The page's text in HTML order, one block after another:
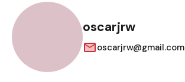
oscarjrw
oscarjrw@gmail.com